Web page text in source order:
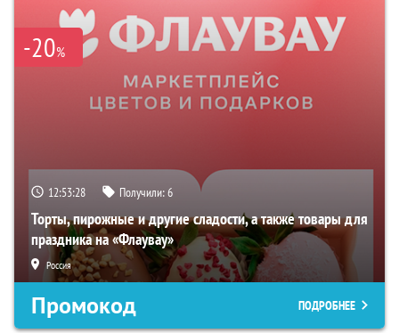
-20%
12:53:27 Получили:6
Торты, пирожные и другие сладости, а также товары для
праздника на «Флаувау»
Россия
Промокод ПОДРОБНЕЕ